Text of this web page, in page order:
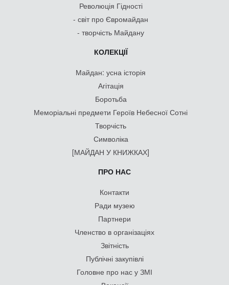
Революція Гідності
- світ про Євромайдан
- творчість Майдану
КОЛЕКЦІЇ
Майдан: усна історія
Агітація
Боротьба
Меморіальні предмети Героїв Небесної Сотні
Творчість
Символіка
[МАЙДАН У КНИЖКАХ]
ПРО НАС
Контакти
Ради музею
Партнери
Членство в організаціях
Звітність
Публічні закупівлі
Головне про нас у ЗМІ